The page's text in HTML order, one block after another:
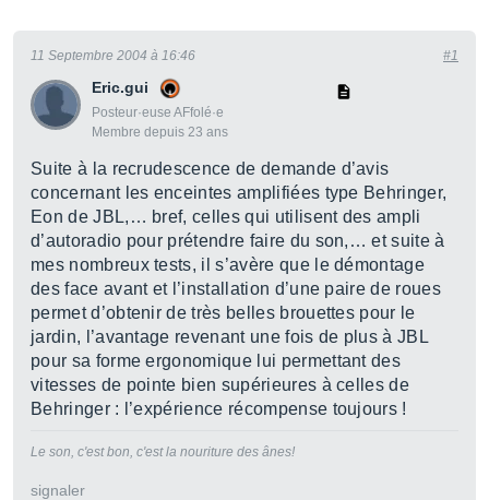
Eric.gui
Posteur·euse AFfolé·e
Membre depuis 23 ans
11 Septembre 2004 à 16:46 #1
Suite à la recrudescence de demande d’avis
concernant les enceintes amplifiées type Behringer,
Eon de JBL,… bref, celles qui utilisent des ampli
d’autoradio pour prétendre faire du son,… et suite à
mes nombreux tests, il s’avère que le démontage
des face avant et l’installation d’une paire de roues
permet d’obtenir de très belles brouettes pour le
jardin, l’avantage revenant une fois de plus à JBL
pour sa forme ergonomique lui permettant des
vitesses de pointe bien supérieures à celles de
Behringer : l’expérience récompense toujours !
Le son, c'est bon, c'est la nouriture des ânes!
signaler